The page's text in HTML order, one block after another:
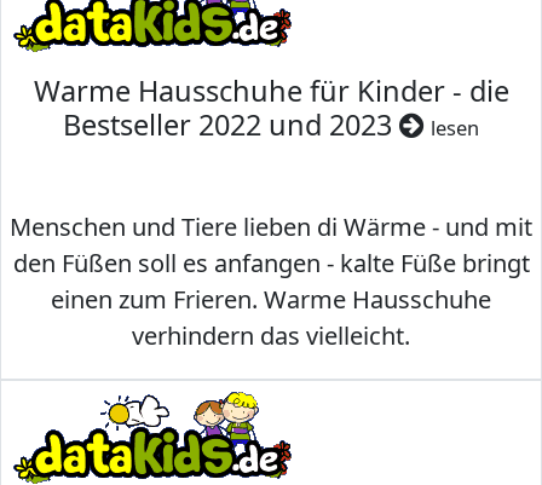
Warme Hausschuhe für Kinder - die
Bestseller 2022 und 2023
lesen
Menschen und Tiere lieben di Wärme - und mit
den Füßen soll es anfangen - kalte Füße bringt
einen zum Frieren. Warme Hausschuhe
verhindern das vielleicht.